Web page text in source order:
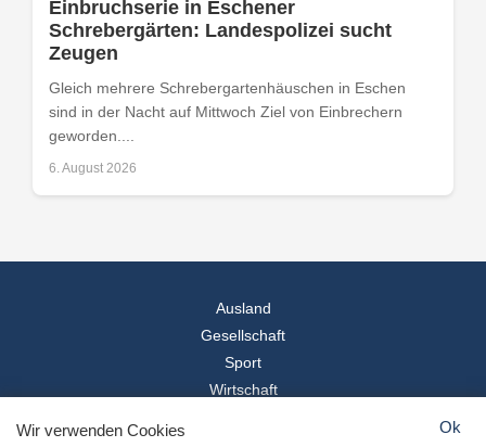
Einbruchserie in Eschener
Schrebergärten: Landespolizei sucht
Zeugen
Gleich mehrere Schrebergartenhäuschen in Eschen
sind in der Nacht auf Mittwoch Ziel von Einbrechern
geworden....
6. August 2026
Ausland
Gesellschaft
Sport
Wirtschaft
© 2026Landesspiegel
Wir verwenden Cookies Ok